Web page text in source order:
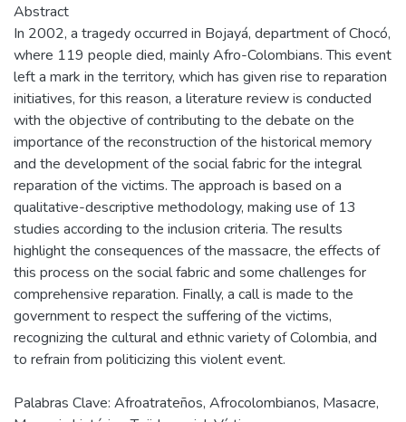
Abstract
In 2002, a tragedy occurred in Bojayá, department of Chocó,
where 119 people died, mainly Afro-Colombians. This event
left a mark in the territory, which has given rise to reparation
initiatives, for this reason, a literature review is conducted
with the objective of contributing to the debate on the
importance of the reconstruction of the historical memory
and the development of the social fabric for the integral
reparation of the victims. The approach is based on a
qualitative-descriptive methodology, making use of 13
studies according to the inclusion criteria. The results
highlight the consequences of the massacre, the effects of
this process on the social fabric and some challenges for
comprehensive reparation. Finally, a call is made to the
government to respect the suffering of the victims,
recognizing the cultural and ethnic variety of Colombia, and
to refrain from politicizing this violent event.
Palabras Clave: Afroatrateños, Afrocolombianos, Masacre,